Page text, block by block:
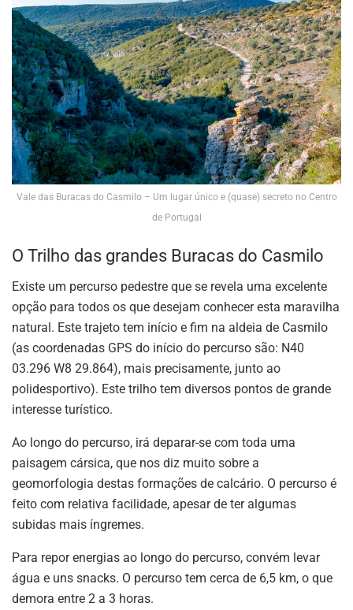
Vale das Buracas do Casmilo – Um lugar único e (quase) secreto no Centro
de Portugal
O Trilho das grandes Buracas do Casmilo
Existe um percurso pedestre que se revela uma excelente
opção para todos os que desejam conhecer esta maravilha
natural. Este trajeto tem início e fim na aldeia de Casmilo
(as coordenadas GPS do início do percurso são: N40
03.296 W8 29.864), mais precisamente, junto ao
polidesportivo). Este trilho tem diversos pontos de grande
interesse turístico.
Ao longo do percurso, irá deparar-se com toda uma
paisagem cársica, que nos diz muito sobre a
geomorfologia destas formações de calcário. O percurso é
feito com relativa facilidade, apesar de ter algumas
subidas mais íngremes.
Para repor energias ao longo do percurso, convém levar
água e uns snacks. O percurso tem cerca de 6,5 km, o que
demora entre 2 a 3 horas.